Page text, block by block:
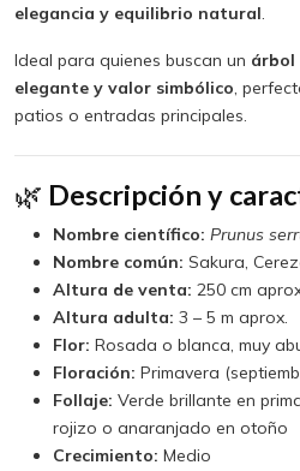
elegancia y equilibrio natural.
Ideal para quienes buscan un árbol
elegante y valor simbólico ,
patios o entradas principales.
🌿 Descripción y
Nombre científico: Prunus
Nombre común: Sakura,
Altura de venta: 250 cm
Altura adulta: 3 – 5 m aprox.
Flor: Rosada o blanca, muy
Floración: Primavera
Follaje: Verde brillante en
rojizo o anaranjado en otoño
Crecimiento: Medio